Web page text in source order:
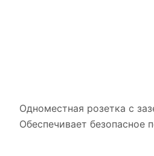
Одноместная розетка с
Обеспечивает безопасное